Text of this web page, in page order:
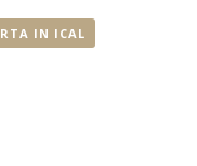
IN ICAL